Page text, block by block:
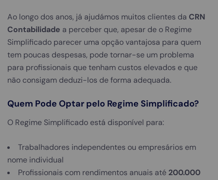
Ao longo dos anos, já ajudámos muitos clientes da CRN
Contabilidade a perceber que, apesar de o Regime
Simplificado parecer uma opção vantajosa para quem
tem poucas despesas, pode tornar-se um problema
para profissionais que tenham custos elevados e que
não consigam deduzi-los de forma adequada.
Quem Pode Optar pelo Regime Simplificado?
O Regime Simplificado está disponível para:
Trabalhadores independentes ou empresários em
nome individual
Profissionais com rendimentos anuais até 200.000